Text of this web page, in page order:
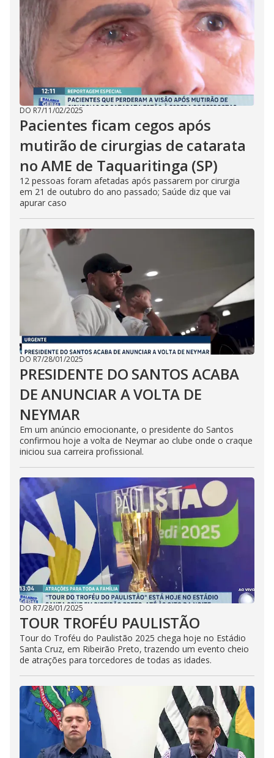
DO R7/11/02/2025
Pacientes ficam cegos após
mutirão de cirurgias de catarata
no AME de Taquaritinga (SP)
12 pessoas foram afetadas após passarem por cirurgia
em 21 de outubro do ano passado; Saúde diz que vai
apurar caso
DO R7/28/01/2025
PRESIDENTE DO SANTOS ACABA
DE ANUNCIAR A VOLTA DE
NEYMAR
Em um anúncio emocionante, o presidente do Santos
confirmou hoje a volta de Neymar ao clube onde o craque
iniciou sua carreira profissional.
DO R7/28/01/2025
TOUR TROFÉU PAULISTÃO
Tour do Troféu do Paulistão 2025 chega hoje no Estádio
Santa Cruz, em Ribeirão Preto, trazendo um evento cheio
de atrações para torcedores de todas as idades.